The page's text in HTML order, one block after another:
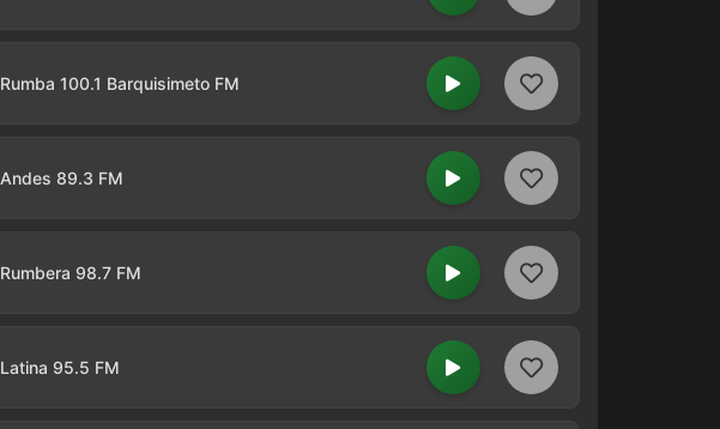
Rumba 100.1 Barquisimeto FM
Andes 89.3 FM
Rumbera 98.7 FM
Latina 95.5 FM